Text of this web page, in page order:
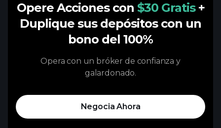
Opere Acciones con $30 Gratis +
Duplique sus depósitos con un
bono del 100%
Opera con un bróker de confianza y
galardonado.
Negocia Ahora